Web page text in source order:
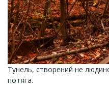
Тунель, створений не
потяга.